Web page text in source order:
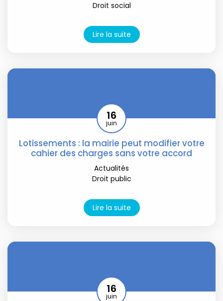
Droit social
Lire la suite
Lotissements : la mairie peut modifier votre
cahier des charges sans votre accord
16
juin
Actualités
Droit public
Lire la suite
16
juin